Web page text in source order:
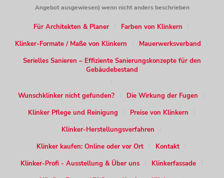
Angebot ausgewiesen) wenn nicht anders beschrieben
Für Architekten & Planer
Farben von Klinkern
Klinker-Formate / Maße von Klinkern
Mauerwerksverband
Serielles Sanieren – Effiziente Sanierungskonzepte für den
Gebäudebestand
Wunschklinker nicht gefunden?
Die Wirkung der Fugen
Klinker Pflege und Reinigung
Preise von Klinkern
Klinker-Herstellungsverfahren
Klinker kaufen: Online oder vor Ort
Kontakt
Klinker-Profi - Ausstellung & Über uns
Klinkerfassade